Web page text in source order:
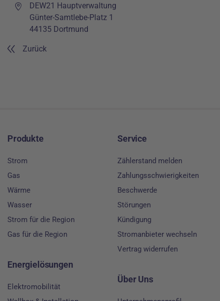
DEW21 Hauptverwaltung
Günter-Samtlebe-Platz 1
44135 Dortmund
Zurück
Produkte
Strom
Gas
Wärme
Wasser
Strom für die Region
Gas für die Region
Energielösungen
Elektromobilität
Service
Zählerstand melden
Zahlungsschwierigkeiten
Beschwerde
Störungen
Kündigung
Stromanbieter wechseln
Vertrag widerrufen
Über Uns